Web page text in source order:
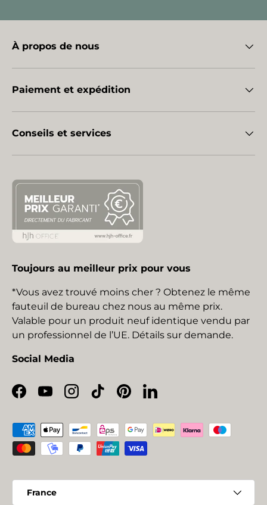
À propos de nous
Paiement et expédition
Conseils et services
Toujours au meilleur prix pour vous
*Vous avez trouvé moins cher ? Obtenez le même
fauteuil de bureau chez nous au même prix.
Valable pour un produit neuf identique vendu par
un professionnel de l’UE. Détails sur demande.
Social Media
Facebook
YouTubeInstagram
TikTokPinterestLinkedIn
Moyens de paiement acceptés
France